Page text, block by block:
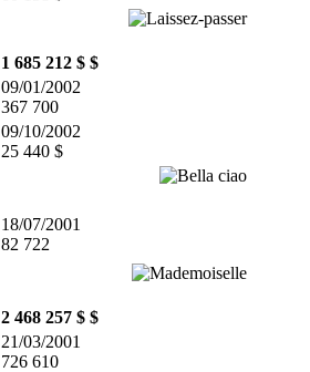
1 685 212 $ $
09/01/2002
367 700
09/10/2002
25 440 $
18/07/2001
82 722
2 468 257 $ $
21/03/2001
726 610